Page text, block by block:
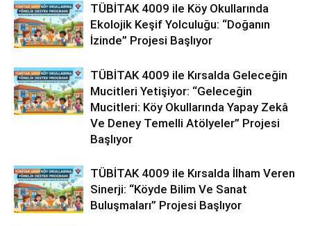
TÜBİTAK 4009 ile Köy Okullarında
Ekolojik Keşif Yolculuğu: “Doğanın
İzinde” Projesi Başlıyor
TÜBİTAK 4009 ile Kırsalda Geleceğin
Mucitleri Yetişiyor: “Geleceğin
Mucitleri: Köy Okullarında Yapay Zekâ
Ve Deney Temelli Atölyeler” Projesi
Başlıyor
TÜBİTAK 4009 ile Kırsalda İlham Veren
Sinerji: “Köyde Bilim Ve Sanat
Buluşmaları” Projesi Başlıyor